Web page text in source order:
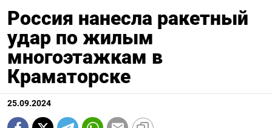
Россия нанесла ракетный
удар по жилым
многоэтажкам в
Краматорске
25.09.2024